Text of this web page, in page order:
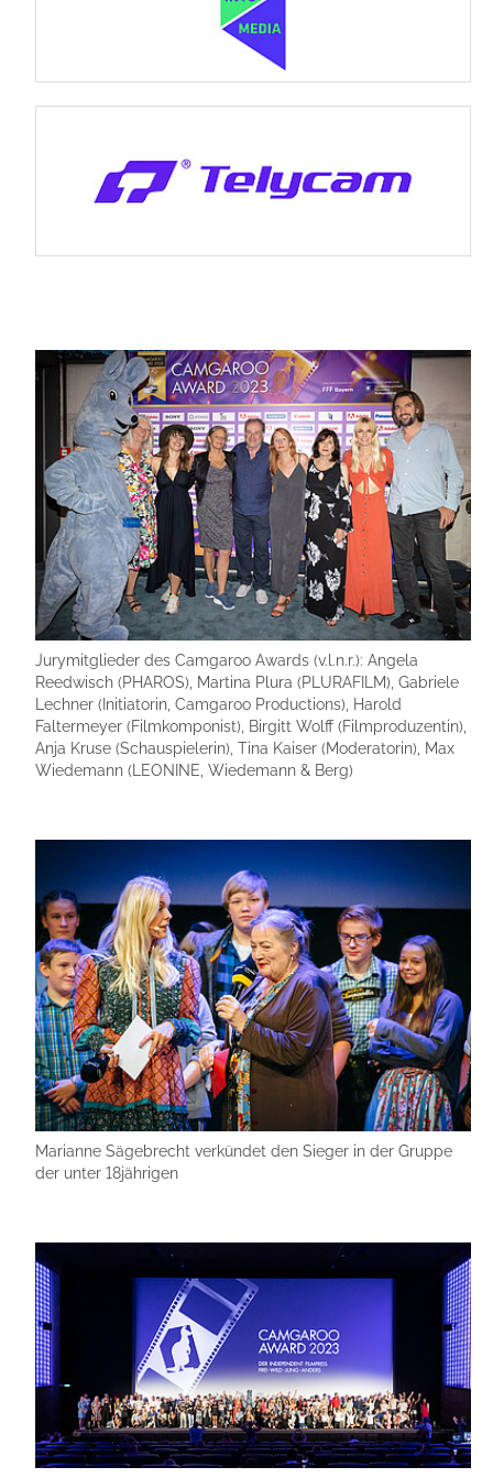
Jurymitglieder des Camgaroo Awards (v.l.n.r.): Angela
Reedwisch (PHAROS), Martina Plura (PLURAFILM), Gabriele
Lechner (Initiatorin, Camgaroo Productions), Harold
Faltermeyer (Filmkomponist), Birgitt Wolff (Filmproduzentin),
Anja Kruse (Schauspielerin), Tina Kaiser (Moderatorin), Max
Wiedemann (LEONINE, Wiedemann & Berg)
Marianne Sägebrecht verkündet den Sieger in der Gruppe
der unter 18jährigen